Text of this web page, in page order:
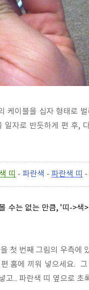
케이블을 십자 형태로
일자로 반듯하게 편 후,
띠 - 파란색 - 파란색 띠 -
수는 없는 만큼, '띠->
첫 번째 그림의 우측에
홈에 끼워 넣으세요.
고.. 파란색 띠 옆으로 초